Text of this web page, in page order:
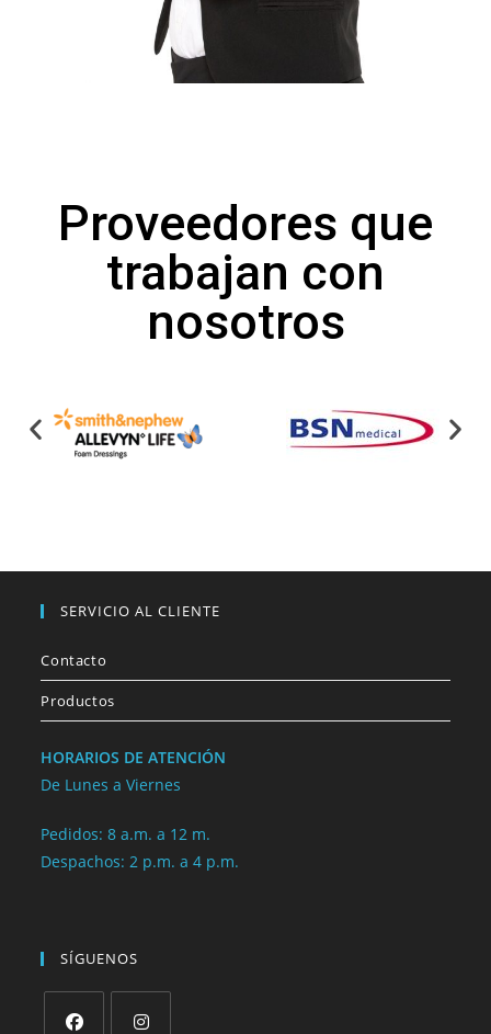
Proveedores que
trabajan con
nosotros
SERVICIO AL CLIENTE
Contacto
Productos
HORARIOS DE ATENCIÓN
De Lunes a Viernes
Pedidos: 8 a.m. a 12 m.
Despachos: 2 p.m. a 4 p.m.
SÍGUENOS